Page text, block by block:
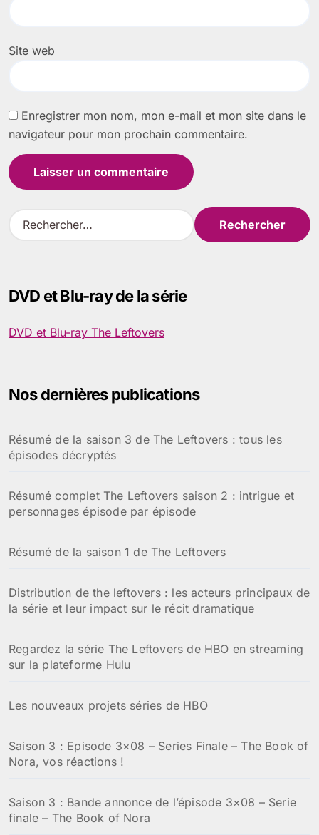
Site web
Enregistrer mon nom, mon e-mail et mon site dans le
navigateur pour mon prochain commentaire.
R
e
r
h
e
:
DVD et Blu-ray de la série
DVD et Blu-ray The Leftovers
Nos dernières publications
Résumé de la saison 3 de The Leftovers : tous les
épisodes décryptés
Résumé complet The Leftovers saison 2 : intrigue et
personnages épisode par épisode
Résumé de la saison 1 de The Leftovers
Distribution de the leftovers : les acteurs principaux de
la série et leur impact sur le récit dramatique
Regardez la série The Leftovers de HBO en streaming
sur la plateforme Hulu
Les nouveaux projets séries de HBO
Saison 3 : Episode 3×08 – Series Finale – The Book of
Nora, vos réactions !
Saison 3 : Bande annonce de l’épisode 3×08 – Serie
finale – The Book of Nora